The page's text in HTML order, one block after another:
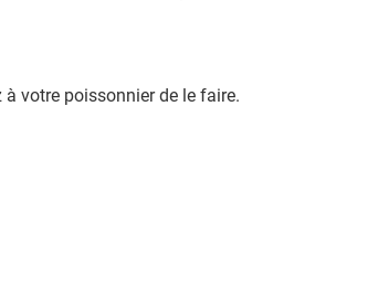
votre poissonnier de le faire.